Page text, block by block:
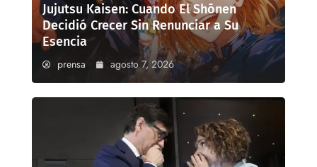
Jujutsu Kaisen: Cuando El Shōnen
Decidió Crecer Sin Renunciar a Su
Esencia
prensa agosto 7, 2026